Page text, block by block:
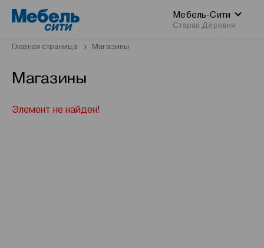
Мебель-Сити
Старая Деревня
Главная страница Магазины
Магазины
Элемент не найден!